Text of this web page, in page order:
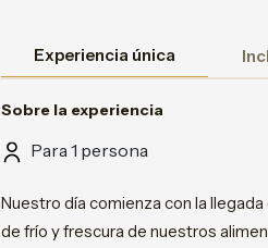
Experiencia única
Sobre la experiencia
Para 1 persona
Nuestro día comienza con la
de frío y frescura de nuestros